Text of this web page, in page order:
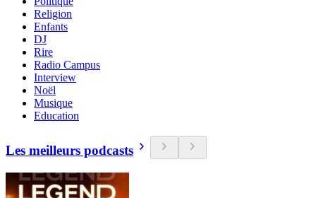
Religion
Enfants
DJ
Rire
Radio Campus
Interview
Noël
Musique
Education
Les meilleurs podcasts